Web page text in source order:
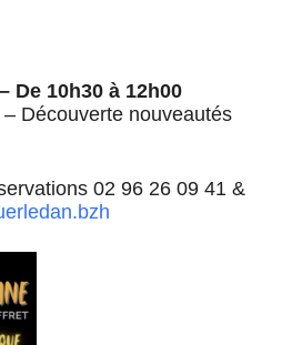
De 10h30 à 12h00
Découverte nouveautés
02 96 26 09 41 &